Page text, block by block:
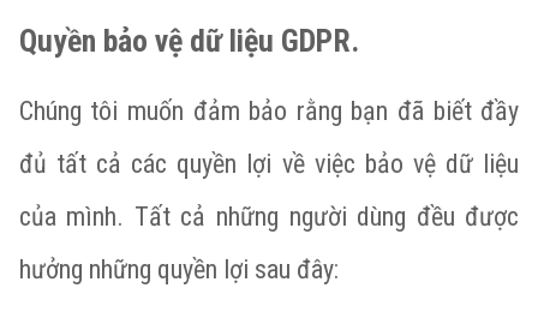
Quyền bảo vệ dữ liệu GDPR.
Chúng tôi muốn đảm bảo rằng bạn đã biết đầy
đủ tất cả các quyền lợi về việc bảo vệ dữ liệu
của mình. Tất cả những người dùng đều được
hưởng những quyền lợi sau đây: